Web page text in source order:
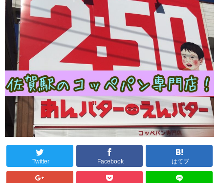
Twitter Facebook はてブ